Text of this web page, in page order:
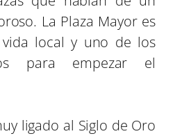
La Plaza Mayor es
local y uno de los
para empezar el
ligado al Siglo de Oro